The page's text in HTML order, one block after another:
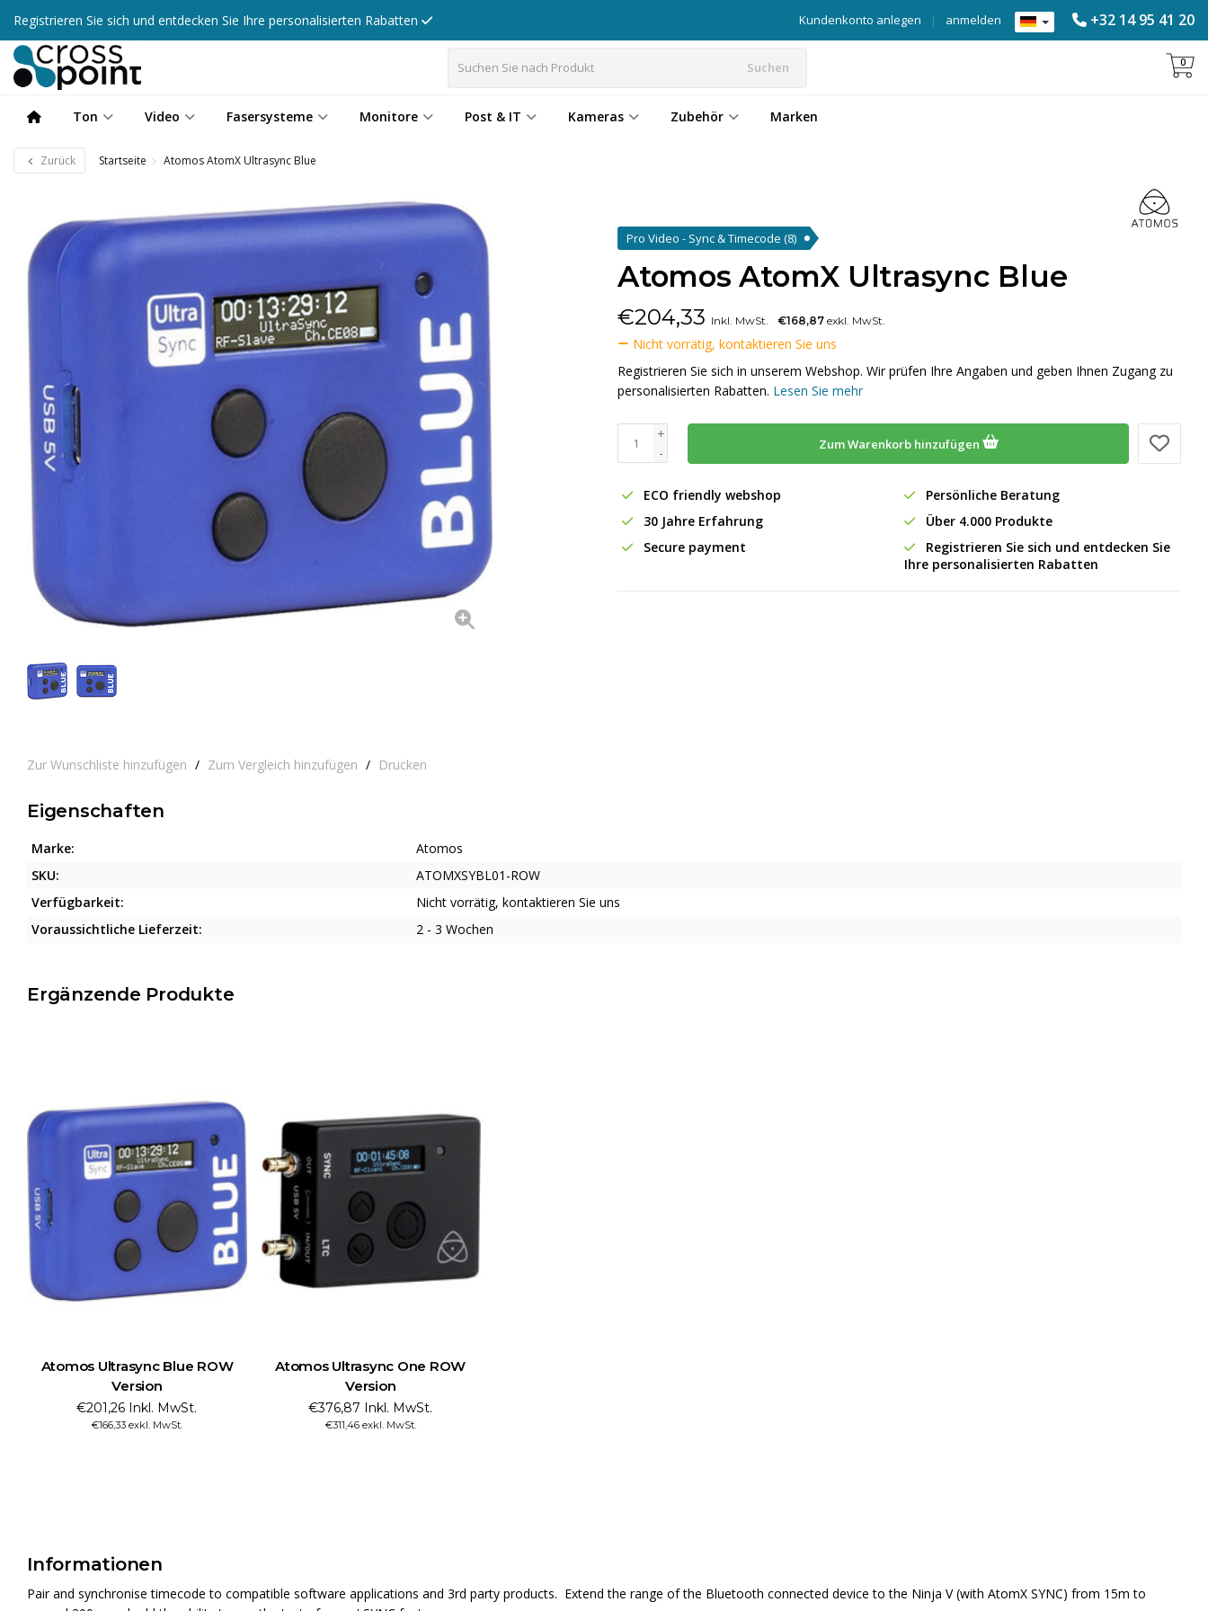
Registrieren Sie sich und entdecken Sie Ihre personalisierten Rabatten +32 14 95 41 20
anmelden
|
Kundenkonto anlegen
Suchen 0
Ton Video Fasersysteme Monitore Post & IT Kameras Zubehör Marken
Zurück Startseite Atomos AtomX Ultrasync Blue
Zur Wunschliste hinzufügen / Zum Vergleich hinzufügen / Drucken
Pro Video - Sync & Timecode (8)
Atomos AtomX Ultrasync Blue
€204,33 Inkl. MwSt. €168,87 exkl. MwSt.
Nicht vorrätig, kontaktieren Sie uns
Registrieren Sie sich in unserem Webshop. Wir prüfen Ihre Angaben und geben Ihnen Zugang zu
personalisierten Rabatten. Lesen Sie mehr
+
-
Zum Warenkorb hinzufügen
ECO friendly webshop
Persönliche Beratung
30 Jahre Erfahrung
Über 4.000 Produkte
Secure payment
Registrieren Sie sich und entdecken Sie
Ihre personalisierten Rabatten
Eigenschaften
Marke:
Atomos
SKU:
ATOMXSYBL01-ROW
Verfügbarkeit:
Nicht vorrätig, kontaktieren Sie uns
Voraussichtliche Lieferzeit:
2 - 3 Wochen
Ergänzende Produkte
Atomos Ultrasync Blue ROW
Version
€201,26 Inkl. MwSt.
€166,33 exkl. MwSt.
Atomos Ultrasync One ROW
Version
€376,87 Inkl. MwSt.
€311,46 exkl. MwSt.
Informationen
Pair and synchronise timecode to compatible software applications and 3rd party products. Extend the range of the Bluetooth connected device to the Ninja V (with AtomX SYNC) from 15m to